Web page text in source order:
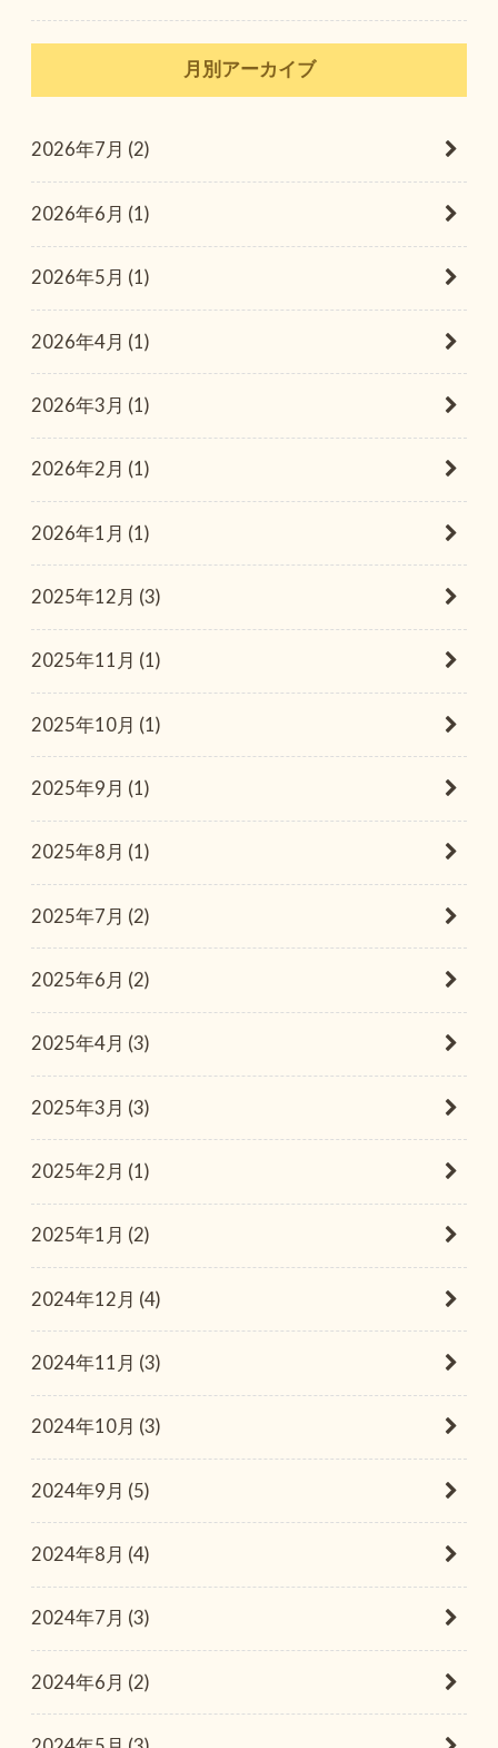
月別アーカイブ
2026年7月 (2)
2026年6月 (1)
2026年5月 (1)
2026年4月 (1)
2026年3月 (1)
2026年2月 (1)
2026年1月 (1)
2025年12月 (3)
2025年11月 (1)
2025年10月 (1)
2025年9月 (1)
2025年8月 (1)
2025年7月 (2)
2025年6月 (2)
2025年4月 (3)
2025年3月 (3)
2025年2月 (1)
2025年1月 (2)
2024年12月 (4)
2024年11月 (3)
2024年10月 (3)
2024年9月 (5)
2024年8月 (4)
2024年7月 (3)
2024年6月 (2)